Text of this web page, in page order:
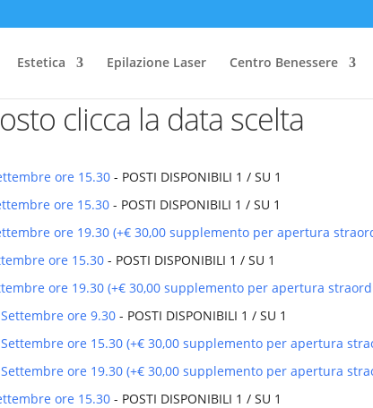
Estetica Epilazione Laser Centro Benessere
clicca la data scelta
ore 15.30 - POSTI DISPONIBILI 1 / SU 1
ore 15.30 - POSTI DISPONIBILI 1 / SU 1
ore 19.30 (+€ 30,00 supplemento per apertura
ore 15.30 - POSTI DISPONIBILI 1 / SU 1
ore 19.30 (+€ 30,00 supplemento per apertura
ore 9.30 - POSTI DISPONIBILI 1 / SU 1
ore 15.30 (+€ 30,00 supplemento per apertura
ore 19.30 (+€ 30,00 supplemento per apertura
ore 15.30 - POSTI DISPONIBILI 1 / SU 1